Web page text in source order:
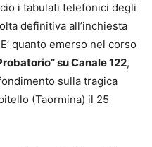
i tabulati telefonici degli
definitiva all’inchiesta
quanto emerso nel corso
su Canale 122,
sulla tragica
(Taormina) il 25